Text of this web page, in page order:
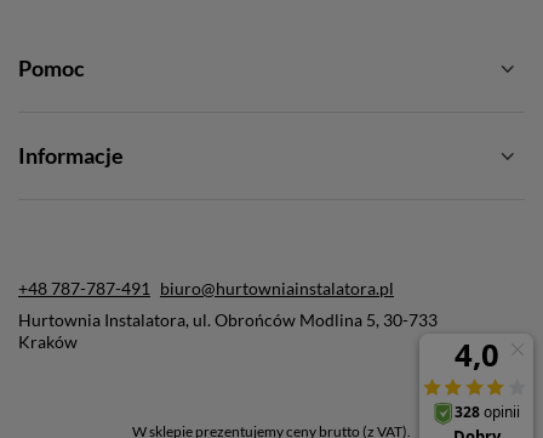
Pomoc
Informacje
+48 787-787-491 biuro@hurtowniainstalatora.pl
Hurtownia Instalatora, ul. Obrońców Modlina 5, 30-733
Kraków
W sklepie prezentujemy ceny brutto (z VAT).